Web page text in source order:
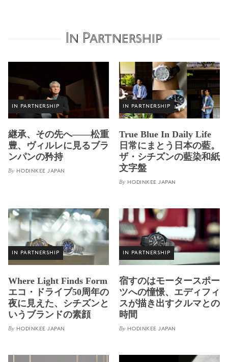
In Partnership
IN PARTNERSHIP
継承、その先へ——松重
豊、ヴィルレに見るブラ
ンパンの矜持
By HODINKEE JAPAN
IN PARTNERSHIP
True Blue In Daily Life
日常にまとう日本の藍。
ザ・シチズンの藍染和紙
文字盤
By HODINKEE JAPAN
IN PARTNERSHIP
Where Light Finds Form
エコ・ドライブ50周年の
夜に見えた、シチズンと
いうブランドの素顔
By HODINKEE JAPAN
IN PARTNERSHIP
宿すのはモータースポー
ツへの憧憬、エディフィ
スが描き出すクルマとの
時間
By HODINKEE JAPAN